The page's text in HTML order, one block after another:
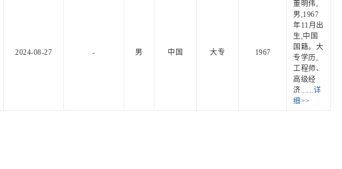
2024-08-27 - 男 中国 大专 1967
董明伟,
男,1967
年11月出
生,中国
国籍。大
专学历,
工程师、
高级经
济......详
细>>